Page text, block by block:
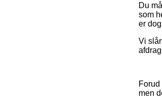
Du
som
er
Vi
men